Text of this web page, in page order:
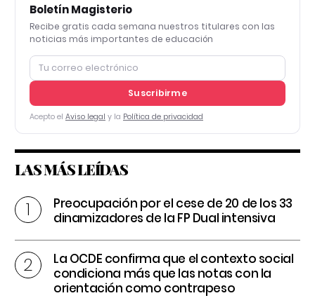
Boletín Magisterio
Recibe gratis cada semana nuestros titulares con las
noticias más importantes de educación
Suscribirme
Acepto el Aviso legal y la Política de privacidad
LAS MÁS LEÍDAS
Preocupación por el cese de 20 de los 33
dinamizadores de la FP Dual intensiva
La OCDE confirma que el contexto social
condiciona más que las notas con la
orientación como contrapeso